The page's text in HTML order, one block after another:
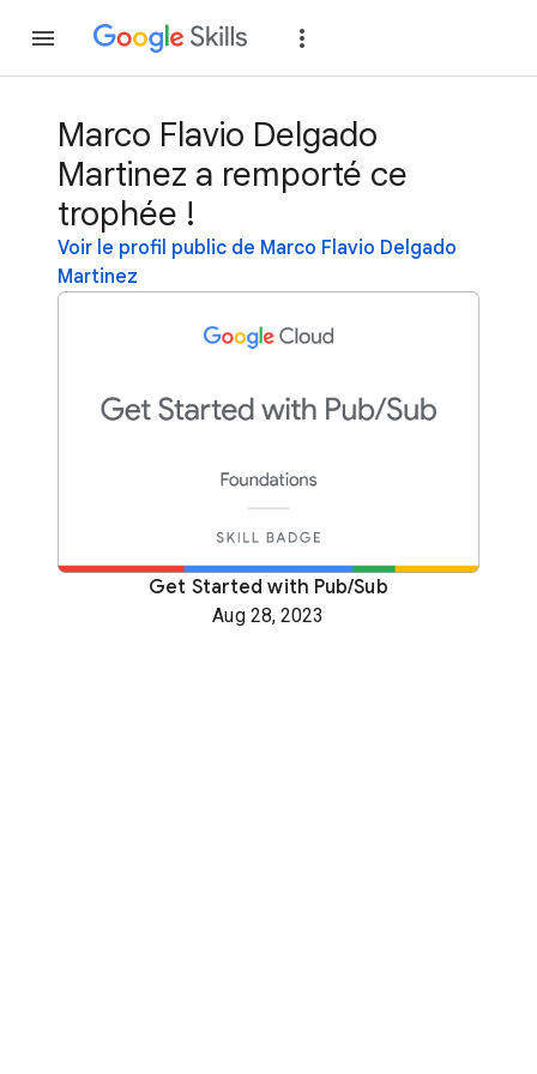
Marco Flavio Delgado
Martinez a remporté ce
trophée !
Voir le profil public de Marco Flavio Delgado
Martinez